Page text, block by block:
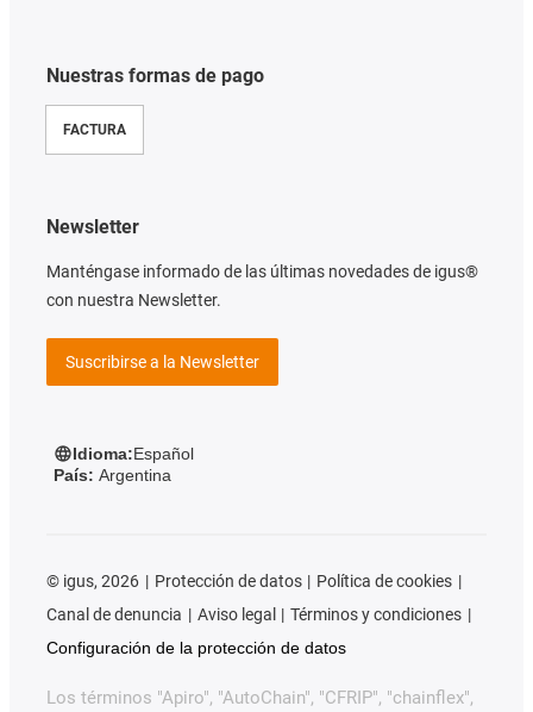
Nuestras formas de pago
FACTURA
Newsletter
Manténgase informado de las últimas novedades de igus®
con nuestra Newsletter.
Suscribirse a la Newsletter
Idioma:Español
País: Argentina
© igus, 2026 Protección de datos
Política de cookies
Canal de denuncia
Aviso legal
Términos y condiciones
Configuración de la protección de datos
Los términos "Apiro", "AutoChain", "CFRIP", "chainflex",